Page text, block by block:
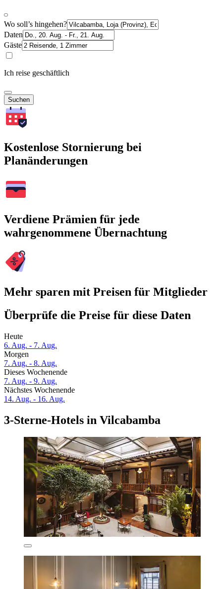
Wo soll’s hingehen?
Daten
Gäste
Ich reise geschäftlich
Suchen
Kostenlose Stornierung bei
Planänderungen
Verdiene Prämien für jede
wahrgenommene Übernachtung
Mehr sparen mit Preisen für Mitglieder
Überprüfe die Preise für diese Daten
Heute
6. Aug. - 7. Aug.
Morgen
7. Aug. - 8. Aug.
Dieses Wochenende
7. Aug. - 9. Aug.
Nächstes Wochenende
14. Aug. - 16. Aug.
3-Sterne-Hotels in Vilcabamba